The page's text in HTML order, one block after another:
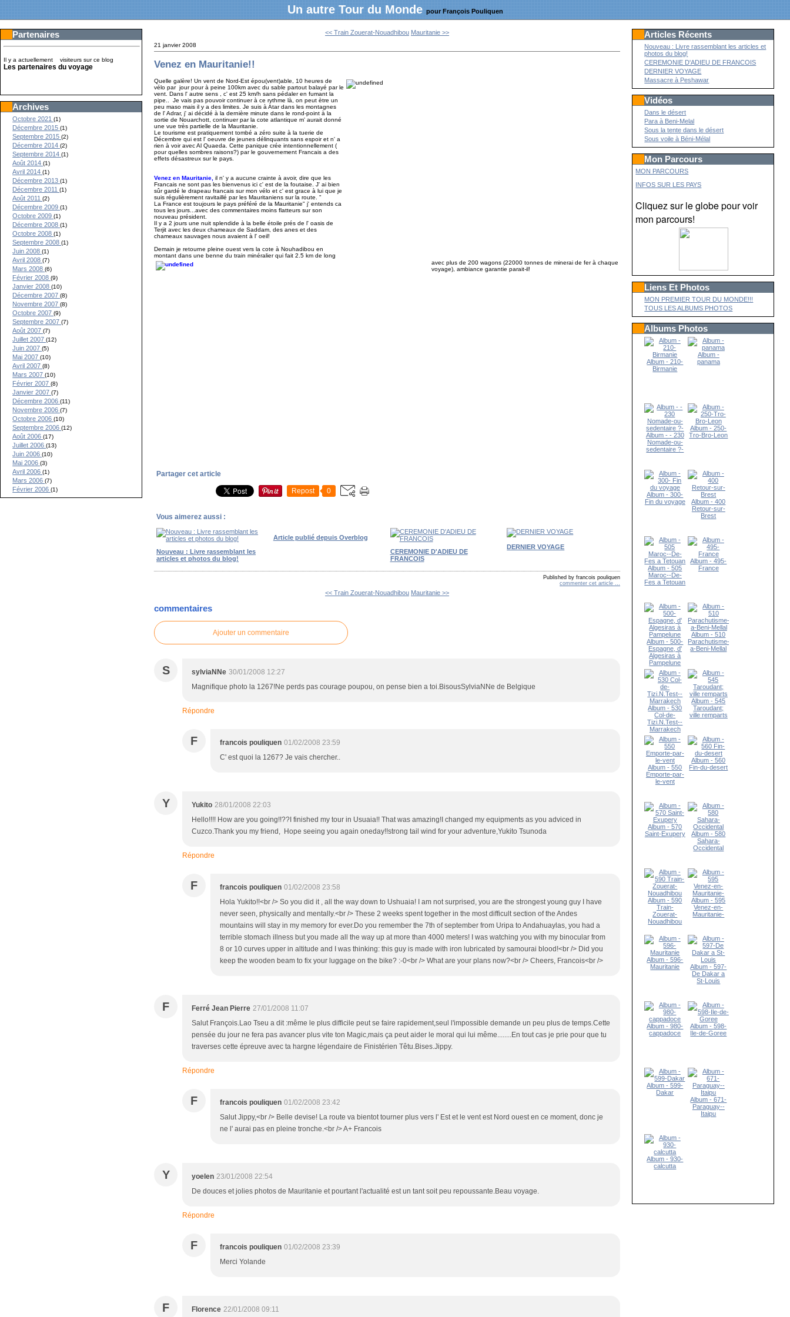
Un autre Tour du Monde pour François Pouliquen
Partenaires
Il y a actuellement visiteurs sur ce blog
Les partenaires du voyage
Archives
Octobre 2021(1)
Décembre 2015(1)
Septembre 2015(2)
Décembre 2014(2)
Septembre 2014(1)
Août 2014(1)
Avril 2014(1)
Décembre 2013(1)
Décembre 2011(1)
Août 2011(2)
Décembre 2009(1)
Octobre 2009(1)
Décembre 2008(1)
Octobre 2008(1)
Septembre 2008(1)
Juin 2008(1)
Avril 2008(7)
Mars 2008(6)
Février 2008(9)
Janvier 2008(10)
Décembre 2007(8)
Novembre 2007(8)
Octobre 2007(9)
Septembre 2007(7)
Août 2007(7)
Juillet 2007(12)
Juin 2007(5)
Mai 2007(10)
Avril 2007(8)
Mars 2007(10)
Février 2007(8)
Janvier 2007(7)
Décembre 2006(11)
Novembre 2006(7)
Octobre 2006(10)
Septembre 2006(12)
Août 2006(17)
Juillet 2006(13)
Juin 2006(10)
Mai 2006(3)
Avril 2006(1)
Mars 2006(7)
Février 2006(1)
<< Train Zouerat-Nouadhibou Mauritanie >>
21 janvier 2008
Venez en Mauritanie!!
Quelle galère! Un vent de Nord-Est épou(vent)able, 10 heures de
vélo par jour pour à peine 100km avec du sable partout balayé par le
vent. Dans l' autre sens , c' est 25 km/h sans pédaler en fumant la
pipe.. Je vais pas pouvoir continuer à ce rythme là, on peut ètre un
peu maso mais il y a des limites. Je suis à Atar dans les montagnes
de l' Adrar, j' ai décidé à la dernière minute dans le rond-point à la
sortie de Nouarchott, continuer par la cote atlantique m' aurait donné
une vue très partielle de la Mauritanie.
Le tourisme est pratiquement tombé a zéro suite à la tuerie de
Décembre qui est l' oeuvre de jeunes délinquants sans espoir et n' a
rien à voir avec Al Quaeda. Cette panique crée intentionnellement (
pour quelles sombres raisons?) par le gouvernement Francais a des
effets désastreux sur le pays.
Venez en Mauritanie, il n' y a aucune crainte à avoir, dire que les
Francais ne sont pas les bienvenus ici c' est de la foutaise. J' ai bien
sûr gardé le drapeau francais sur mon vélo et c' est grace à lui que je
suis régulièrement ravitaillé par les Mauritaniens sur la route. "
La France est toujours le pays préféré de la Mauritanie" j' entends ca
tous les jours...avec des commentaires moins flatteurs sur son
nouveau président.
Il y a 2 jours une nuit splendide à la belle étoile prés de l' oasis de
Terjit avec les deux chameaux de Saddam, des anes et des
chameaux sauvages nous avaient à l' oeil!
Demain je retourne pleine ouest vers la cote à Nouhadibou en
montant dans une benne du train minéralier qui fait 2.5 km de long
avec plus de 200 wagons (22000 tonnes de minerai de fer à chaque
voyage), ambiance garantie parait-il!
Partager cet article
Repost 0
Vous aimerez aussi :
Nouveau : Livre rassemblant les
articles et photos du blog!
Article publié depuis Overblog
CEREMONIE D'ADIEU DE
FRANCOIS
DERNIER VOYAGE
Published by francois pouliquen
commenter cet article
<< Train Zouerat-Nouadhibou Mauritanie >>
commentaires
Ajouter un commentaire
S sylviaNNe 30/01/2008 12:27
Magnifique photo la 1267!Ne perds pas courage poupou, on pense bien a toi.BisousSylviaNNe de Belgique
Répondre
F francois pouliquen 01/02/2008 23:59
C' est quoi la 1267? Je vais chercher..
Y Yukito 28/01/2008 22:03
Hello!!!! How are you going!!??I finished my tour in Usuaia!! That was amazing!I changed my equipments as you adviced in
Cuzco.Thank you my friend, Hope seeing you again oneday!!strong tail wind for your adventure,Yukito Tsunoda
Répondre
F francois pouliquen 01/02/2008 23:58
Hola Yukito!!<br /> So you did it , all the way down to Ushuaia! I am not surprised, you are the strongest young guy I have
never seen, physically and mentally.<br /> These 2 weeks spent together in the most difficult section of the Andes
mountains will stay in my memory for ever.Do you remember the 7th of september from Uripa to Andahuaylas, you had a
terrible stomach illness but you made all the way up at more than 4000 meters! I was watching you with my binocular from
8 or 10 curves upper in altitude and I was thinking: this guy is made with iron lubricated by samourai blood!<br /> Did you
keep the wooden beam to fix your luggage on the bike? :-0<br /> What are your plans now?<br /> Cheers, Francois<br />
F Ferré Jean Pierre 27/01/2008 11:07
Salut François.Lao Tseu a dit :même le plus difficile peut se faire rapidement,seul l'impossible demande un peu plus de temps.Cette
pensée du jour ne fera pas avancer plus vite ton Magic,mais ça peut aider le moral qui lui même........En tout cas je prie pour que tu
traverses cette épreuve avec ta hargne légendaire de Finistérien Têtu.Bises.Jippy.
Répondre
F francois pouliquen 01/02/2008 23:42
Salut Jippy,<br /> Belle devise! La route va bientot tourner plus vers l' Est et le vent est Nord ouest en ce moment, donc je
ne l' aurai pas en pleine tronche.<br /> A+ Francois
Y yoelen 23/01/2008 22:54
De douces et jolies photos de Mauritanie et pourtant l'actualité est un tant soit peu repoussante.Beau voyage.
Répondre
F francois pouliquen 01/02/2008 23:39
Merci Yolande
F Florence 22/01/2008 09:11
Articles Récents
Nouveau : Livre rassemblant les articles et
photos du blog!
CEREMONIE D'ADIEU DE FRANCOIS
DERNIER VOYAGE
Massacre à Peshawar
Vidéos
Dans le désert
Para à Beni-Melal
Sous la tente dans le désert
Sous voile à Béni-Mélal
Mon Parcours
MON PARCOURS
INFOS SUR LES PAYS
Cliquez sur le globe pour voir
mon parcours!
Liens Et Photos
MON PREMIER TOUR DU MONDE!!!
TOUS LES ALBUMS PHOTOS
Albums Photos
Album - 210-
Birmanie
Album -
panama
Album - - 230
Nomade-ou-
sedentaire ?-
Album - 250-
Tro-Bro-Leon
Album - 300-
Fin du voyage
Album - 400
Retour-sur-
Brest
Album - 505
Maroc--De-
Fes a Tetouan
Album - 495-
France
Album - 500-
Espagne, d'
Algesiras à
Pampelune
Album - 510
Parachutisme-
a-Beni-Mellal
Album - 530
Col-de-
Tizi.N.Test--
Marrakech
Album - 545
Taroudant;
ville remparts
Album - 550
Emporte-par-
le-vent
Album - 560
Fin-du-desert
Album - 570
Saint-Exupery
Album - 580
Sahara-
Occidental
Album - 590
Train-
Zouerat-
Nouadhibou
Album - 595
Venez-en-
Mauritanie-
Album - 596-
Mauritanie
Album - 597-
De Dakar a
St-Louis
Album - 980-
cappadoce
Album - 598-
Ile-de-Goree
Album - 599-
Dakar
Album - 671-
Paraguay--
Itaipu
Album - 930-
calcutta